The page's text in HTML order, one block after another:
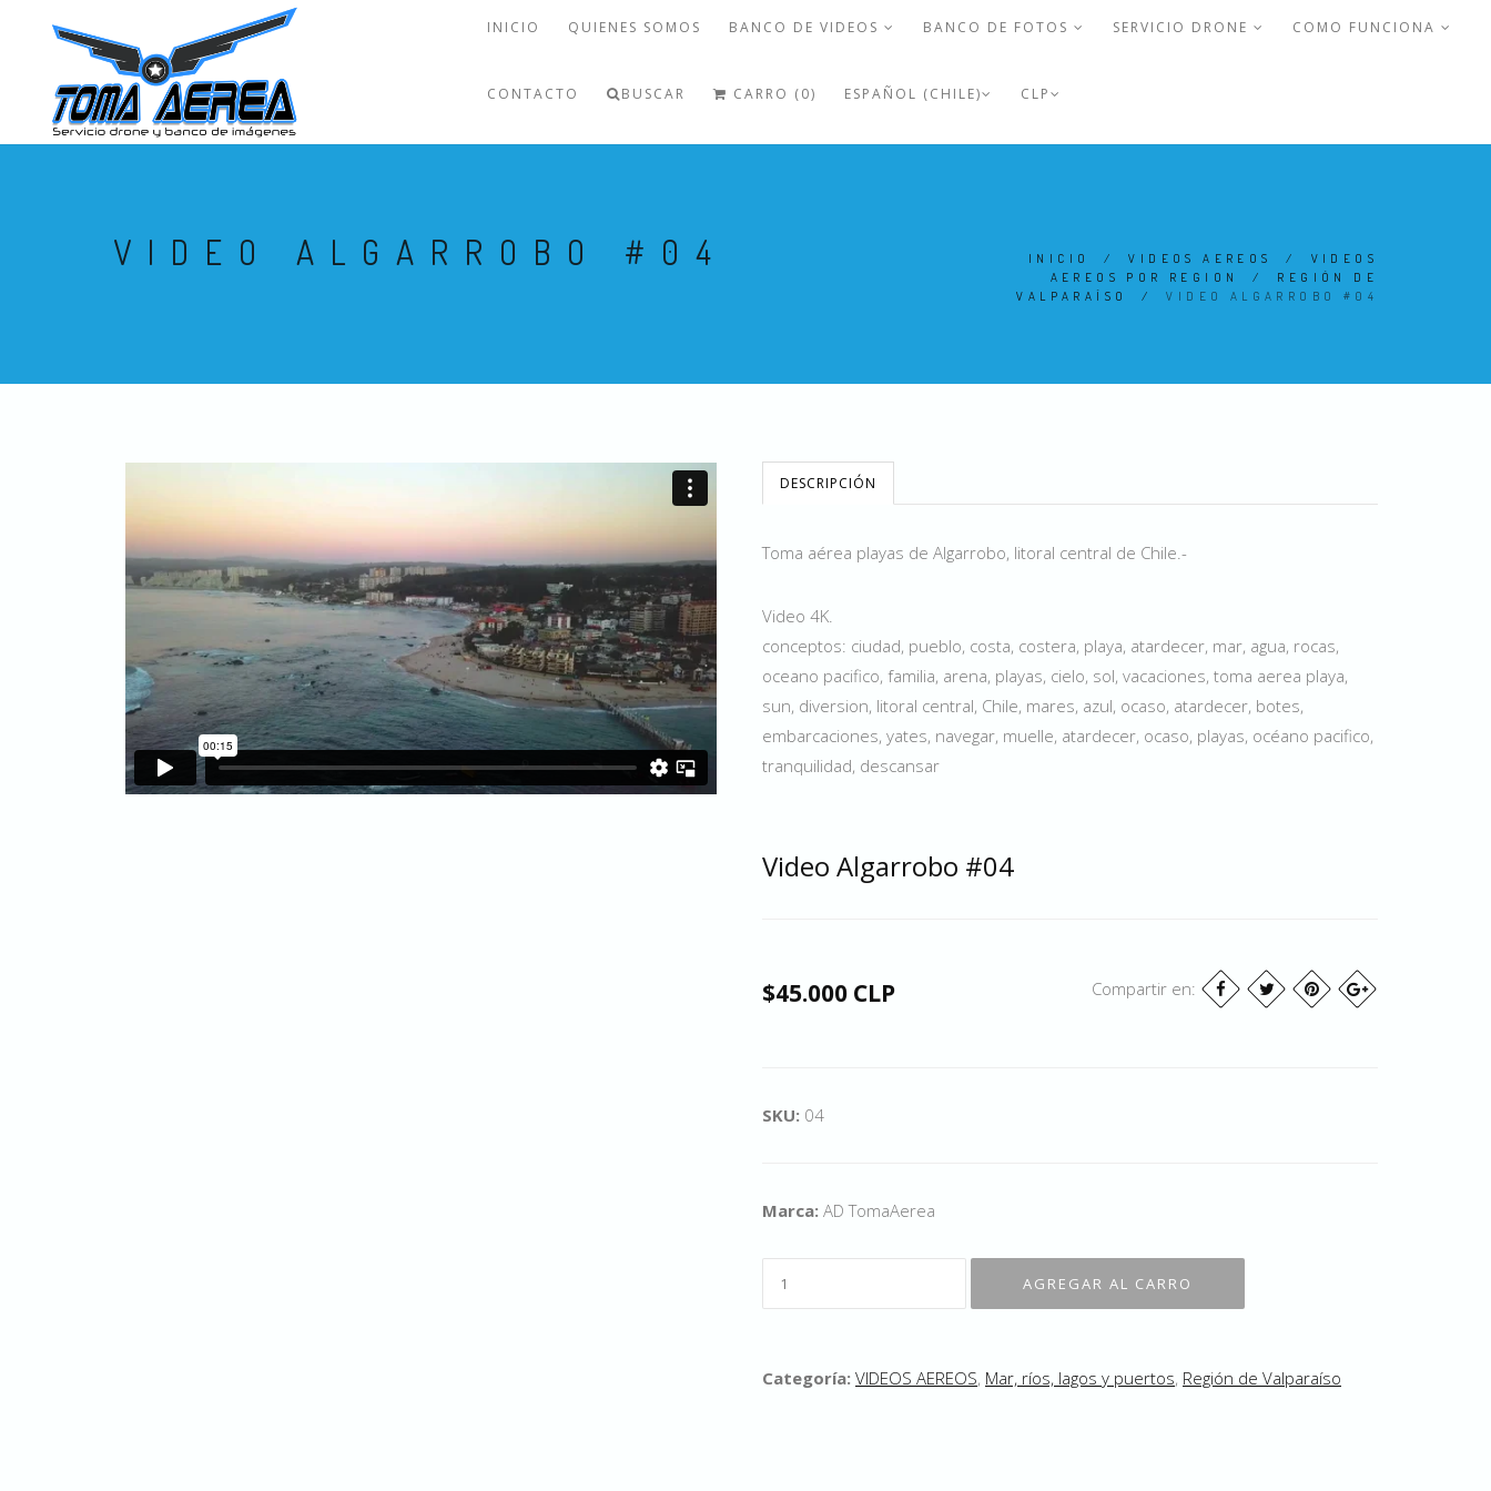
INICIO QUIENES SOMOS BANCO DE VIDEOS BANCO DE FOTOS SERVICIO DRONE COMO FUNCIONA
CONTACTO BUSCAR CARRO (0) ESPAÑOL (CHILE) CLP
VIDEO ALGARROBO #04 INICIO /VIDEOS AEREOS / VIDEOS
AEREOS POR REGION
/ REGIÓN DE
VALPARAÍSO
/VIDEO ALGARROBO #04
DESCRIPCIÓN
Toma aérea playas de Algarrobo, litoral central de Chile.-
Video 4K.
conceptos: ciudad, pueblo, costa, costera, playa, atardecer, mar, agua, rocas,
oceano pacifico, familia, arena, playas, cielo, sol, vacaciones, toma aerea playa,
sun, diversion, litoral central, Chile, mares, azul, ocaso, atardecer, botes,
embarcaciones, yates, navegar, muelle, atardecer, ocaso, playas, océano pacifico,
tranquilidad, descansar
Video Algarrobo #04
$45.000 CLP Compartir en:
SKU: 04
Marca: AD TomaAerea
Categoría: VIDEOS AEREOS, Mar, ríos, lagos y puertos, Región de Valparaíso